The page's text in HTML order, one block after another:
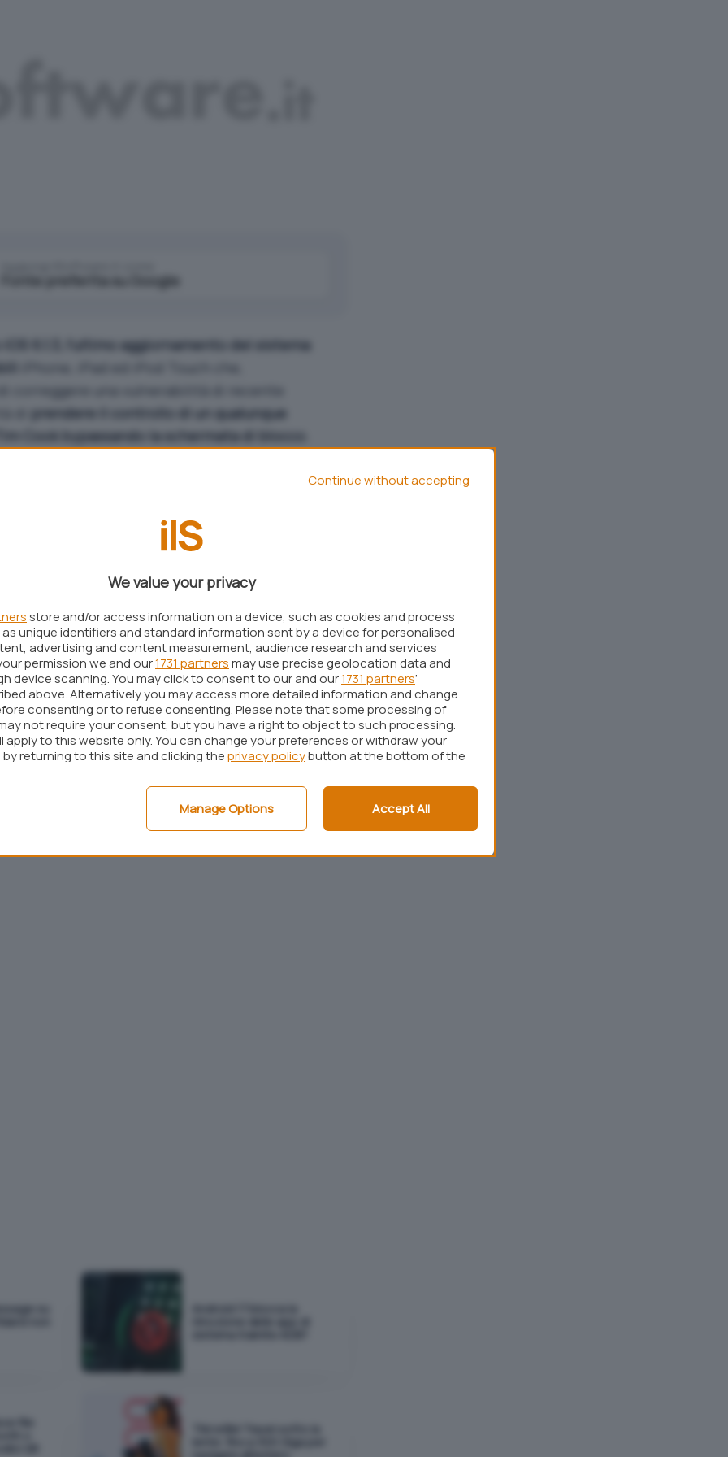
Fonte preferita su Google
6.1.3, l’ultimo aggiornamento del sistema
correggere una vulnerabilità di recente
prendere il controllo di un qualunque
Cook bypassando la schermata di blocco
che necessitava dell’introduzione di un codice
messa in evidenza, un malintenzionato
effettuare delle chiamate.
accedere, in modo non autorizzato, alle
è il meccanismo per l’effettuazione di
l’assistente digitale Apple Siri– consiglia
esperti di Sophos – sarebbe bene, per
disabilitato la funzione per la composizione
Sugli iPhone ove Siri risulta attivato, è
disabilitare automaticamente la composizione
configurazione ed iOS 6.1.3, l’aggressione non
su
Continue without accepting
We value your privacy
store and/or access information on a device, such as cookies and process
unique identifiers and standard information sent by a device for personalised
advertising and content measurement, audience research and services
permission we and our1731 partnersmay use precise geolocation data and
device scanning. You may click to consent to our and our1731 partners’
above. Alternatively you may access more detailed information and change
consenting or to refuse consenting. Please note that some processing of
not require your consent, but you have a right to object to such processing.
apply to this website only. You can change your preferences or withdraw your
returning to this site and clicking theprivacy policybutton at the bottom of the
Manage Options Accept All